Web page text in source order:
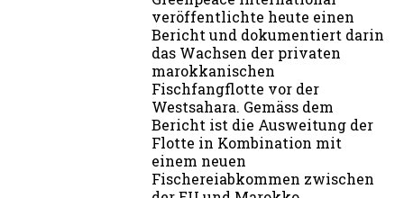
veröffentlichte heute einen
Bericht und dokumentiert darin
das Wachsen der privaten
marokkanischen
Fischfangflotte vor der
Westsahara. Gemäss dem
Bericht ist die Ausweitung der
Flotte in Kombination mit
einem neuen
Fischereiabkommen zwischen